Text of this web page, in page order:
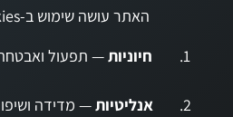
האתר עושה שימוש ב-Cookies למטרות:
חיוניות— תפעול
אנליטיות— מדידה